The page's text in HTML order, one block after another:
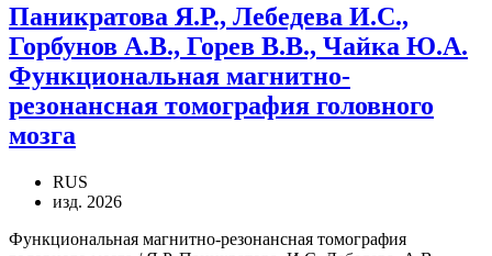
Паникратова Я.Р., Лебедева И.С.,
Горбунов А.В., Горев В.В., Чайка Ю.А.
Функциональная магнитно-
резонансная томография головного
мозга
RUS
изд. 2026
Функциональная магнитно-резонансная томография